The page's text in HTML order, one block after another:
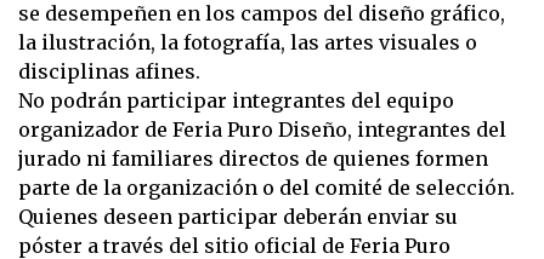
se desempeñen en los campos del diseño gráfico,
la ilustración, la fotografía, las artes visuales o
disciplinas afines.
No podrán participar integrantes del equipo
organizador de Feria Puro Diseño, integrantes del
jurado ni familiares directos de quienes formen
parte de la organización o del comité de selección.
Quienes deseen participar deberán enviar su
póster a través del sitio oficial de Feria Puro